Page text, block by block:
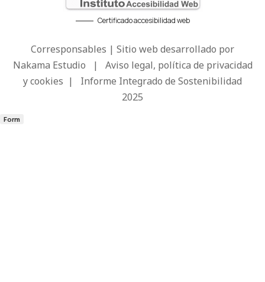
Certificado accesibilidad web
Corresponsables | Sitio web desarrollado por
Nakama Estudio | Aviso legal, política de privacidad
y cookies | Informe Integrado de Sostenibilidad
2025
Form